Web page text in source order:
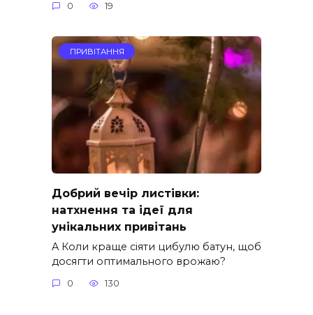
0 19
ПРИВІТАННЯ
Добрий вечір листівки:
натхнення та ідеї для
унікальних привітань
A Коли краще сіяти цибулю батун, щоб
досягти оптимального врожаю?
0 130